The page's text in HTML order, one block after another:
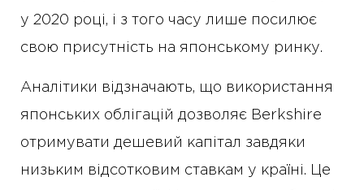
у 2020 році, і з того часу лише посилює
свою присутність на японському ринку.
Аналітики відзначають, що використання
японських облігацій дозволяє Berkshire
отримувати дешевий капітал завдяки
низьким відсотковим ставкам у країні. Це